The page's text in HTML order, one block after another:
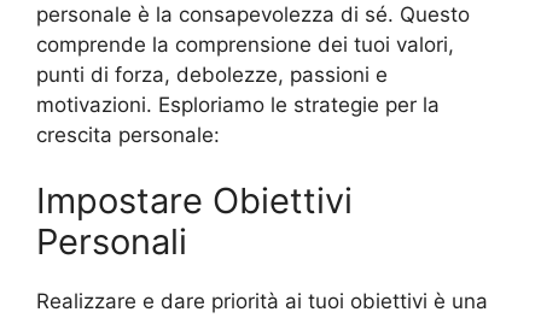
personale è la consapevolezza di sé. Questo
comprende la comprensione dei tuoi valori,
punti di forza, debolezze, passioni e
motivazioni. Esploriamo le strategie per la
crescita personale:
Impostare Obiettivi
Personali
Realizzare e dare priorità ai tuoi obiettivi è una